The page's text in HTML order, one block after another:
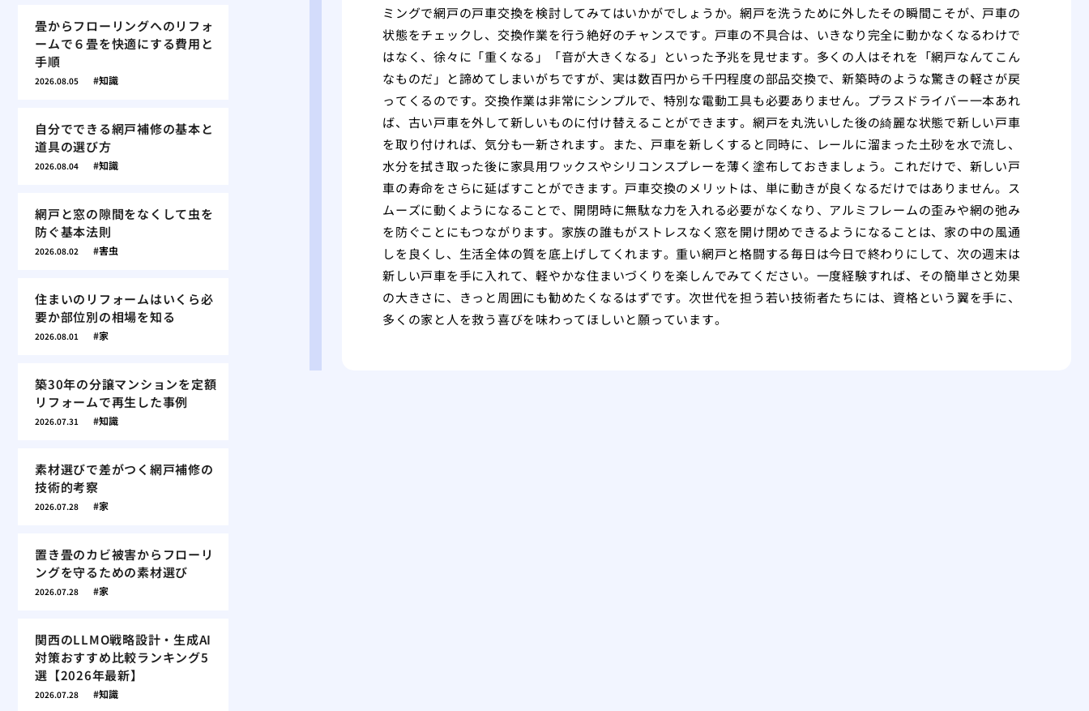
ミングで網戸の戸車交換を検討してみてはいかがでしょうか。網戸を洗うために外したその瞬間こそが、戸車の
状態をチェックし、交換作業を行う絶好のチャンスです。戸車の不具合は、いきなり完全に動かなくなるわけで
はなく、徐々に「重くなる」「音が大きくなる」といった予兆を見せます。多くの人はそれを「網戸なんてこん
なものだ」と諦めてしまいがちですが、実は数百円から千円程度の部品交換で、新築時のような驚きの軽さが戻
ってくるのです。交換作業は非常にシンプルで、特別な電動工具も必要ありません。プラスドライバー一本あれ
ば、古い戸車を外して新しいものに付け替えることができます。網戸を丸洗いした後の綺麗な状態で新しい戸車
を取り付ければ、気分も一新されます。また、戸車を新しくすると同時に、レールに溜まった土砂を水で流し、
水分を拭き取った後に家具用ワックスやシリコンスプレーを薄く塗布しておきましょう。これだけで、新しい戸
車の寿命をさらに延ばすことができます。戸車交換のメリットは、単に動きが良くなるだけではありません。ス
ムーズに動くようになることで、開閉時に無駄な力を入れる必要がなくなり、アルミフレームの歪みや網の弛み
を防ぐことにもつながります。家族の誰もがストレスなく窓を開け閉めできるようになることは、家の中の風通
しを良くし、生活全体の質を底上げしてくれます。重い網戸と格闘する毎日は今日で終わりにして、次の週末は
新しい戸車を手に入れて、軽やかな住まいづくりを楽しんでみてください。一度経験すれば、その簡単さと効果
の大きさに、きっと周囲にも勧めたくなるはずです。次世代を担う若い技術者たちには、資格という翼を手に、
多くの家と人を救う喜びを味わってほしいと願っています。
畳からフローリングへのリフォ
ームで６畳を快適にする費用と
手順
2026.08.05 知識
自分でできる網戸補修の基本と
道具の選び方
2026.08.04 知識
網戸と窓の隙間をなくして虫を
防ぐ基本法則
2026.08.02 害虫
住まいのリフォームはいくら必
要か部位別の相場を知る
2026.08.01 家
築30年の分譲マンションを定額
リフォームで再生した事例
2026.07.31 知識
素材選びで差がつく網戸補修の
技術的考察
2026.07.28 家
置き畳のカビ被害からフローリ
ングを守るための素材選び
2026.07.28 家
関西のLLMO戦略設計・生成AI
対策おすすめ比較ランキング5
選【2026年最新】
2026.07.28 知識